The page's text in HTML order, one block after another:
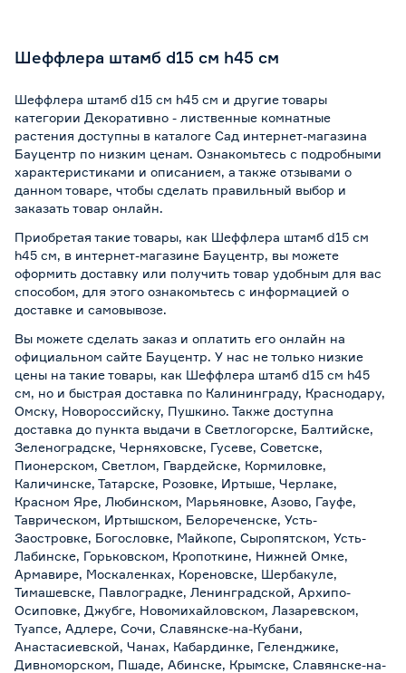
Шеффлера штамб d15 см h45 см
Шеффлера штамб d15 см h45 см и другие товары
категории Декоративно - лиственные комнатные
растения доступны в каталоге Сад интернет-магазина
Бауцентр по низким ценам. Ознакомьтесь с подробными
характеристиками и описанием, а также отзывами о
данном товаре, чтобы сделать правильный выбор и
заказать товар онлайн.
Приобретая такие товары, как Шеффлера штамб d15 см
h45 см, в интернет-магазине Бауцентр, вы можете
оформить доставку или получить товар удобным для вас
способом, для этого ознакомьтесь с информацией о
доставке и самовывозе.
Вы можете сделать заказ и оплатить его онлайн на
официальном сайте Бауцентр. У нас не только низкие
цены на такие товары, как Шеффлера штамб d15 см h45
см, но и быстрая доставка по Калининграду, Краснодару,
Омску, Новороссийску, Пушкино. Также доступна
доставка до пункта выдачи в Светлогорске, Балтийске,
Зеленоградске, Черняховске, Гусеве, Советске,
Пионерском, Светлом, Гвардейске, Кормиловке,
Каличинске, Татарске, Розовке, Иртыше, Черлаке,
Красном Яре, Любинском, Марьяновке, Азово, Гауфе,
Таврическом, Иртышском, Белореченске, Усть-
Заостровке, Богословке, Майкопе, Сыропятском, Усть-
Лабинске, Горьковском, Кропоткине, Нижней Омке,
Армавире, Москаленках, Кореновске, Шербакуле,
Тимашевске, Павлоградке, Ленинградской, Архипо-
Осиповке, Джубге, Новомихайловском, Лазаревском,
Туапсе, Адлере, Сочи, Славянске-на-Кубани,
Анастасиевской, Чанах, Кабардинке, Геленджике,
Дивноморском, Пшаде, Абинске, Крымске, Славянске-на-